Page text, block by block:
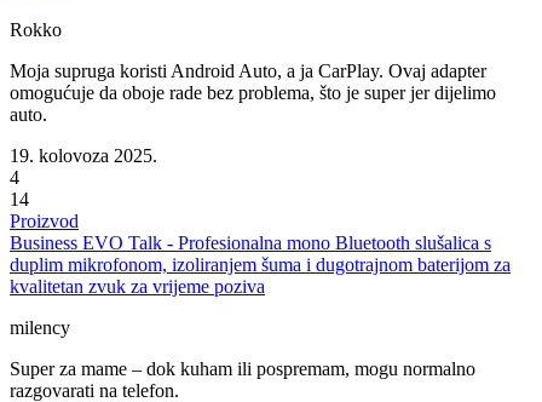
Rokko
Moja supruga koristi Android Auto, a ja CarPlay. Ovaj adapter
omogućuje da oboje rade bez problema, što je super jer dijelimo
auto.
19. kolovoza 2025.
4
14
Proizvod
Business EVO Talk - Profesionalna mono Bluetooth slušalica s
duplim mikrofonom, izoliranjem šuma i dugotrajnom baterijom za
kvalitetan zvuk za vrijeme poziva
milency
Super za mame – dok kuham ili pospremam, mogu normalno
razgovarati na telefon.